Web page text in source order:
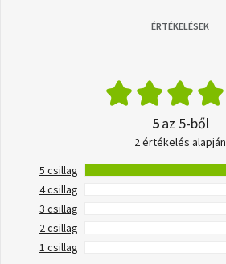
ÉRTÉKELÉSEK
5az 5-ből
2 értékelés alapján
5 csillag
4 csillag
3 csillag
2 csillag
1 csillag